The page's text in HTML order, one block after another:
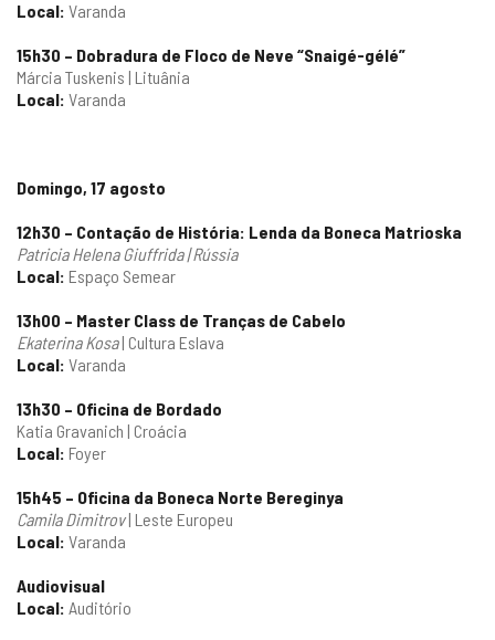
Local: Varanda
15h30 – Dobradura de Floco de Neve “Snaigé-gélé”
Márcia Tuskenis | Lituânia
Local: Varanda
Domingo, 17 agosto
12h30 – Contação de História: Lenda da Boneca Matrioska
Patricia Helena Giuffrida | Rússia
Local: Espaço Semear
13h00 – Master Class de Tranças de Cabelo
Ekaterina Kosa| Cultura Eslava
Local: Varanda
13h30 – Oficina de Bordado
Katia Gravanich | Croácia
Local: Foyer
15h45 – Oficina da Boneca Norte Bereginya
Camila Dimitrov| Leste Europeu
Local: Varanda
Audiovisual
Local: Auditório